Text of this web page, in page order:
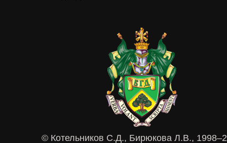
© Котельников С.Д., Бирюкова Л.В.,